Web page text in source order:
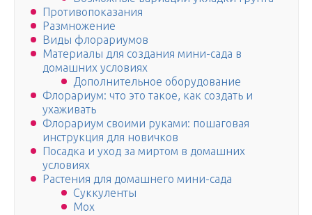
Противопоказания
Размножение
Виды флорариумов
Материалы для создания мини-сада в
домашних условиях
Дополнительное оборудование
Флорариум: что это такое, как создать и
ухаживать
Флорариум своими руками: пошаговая
инструкция для новичков
Посадка и уход за миртом в домашних
условиях
Растения для домашнего мини-сада
Суккуленты
Мох